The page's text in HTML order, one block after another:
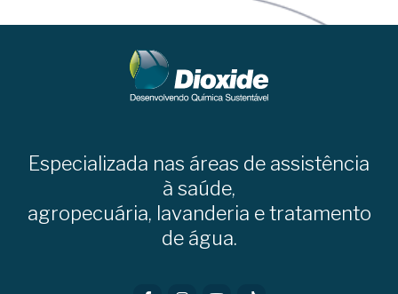
Especializada nas áreas de assistência
à saúde,
agropecuária, lavanderia e tratamento
de água.